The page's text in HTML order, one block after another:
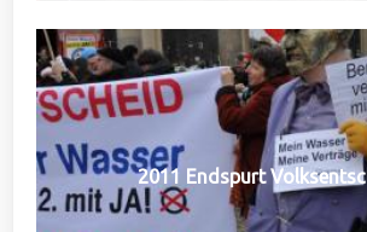
2011 Endspurt